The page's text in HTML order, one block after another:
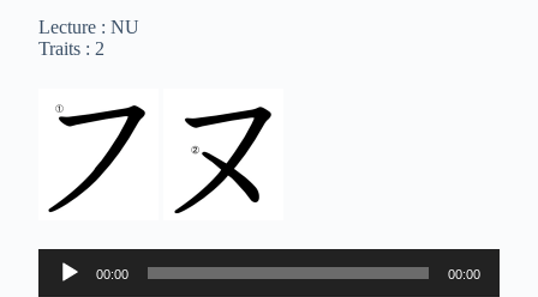
Lecture : NU
Traits : 2
Lecteur
audio
00:00 00:00